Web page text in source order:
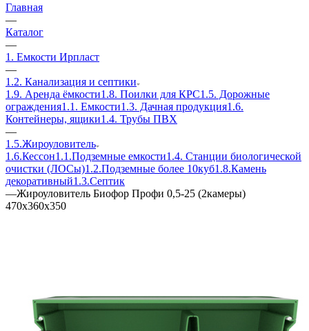
Главная
—
Каталог
—
1. Емкости Ирпласт
—
1.2. Канализация и септики
1.9. Аренда ёмкости1.8. Поилки для КРС1.5. Дорожные
ограждения1.1. Емкости1.3. Дачная продукция1.6.
Контейнеры, ящики1.4. Трубы ПВХ
—
1.5.Жироуловитель
1.6.Кессон1.1.Подземные емкости1.4. Станции биологической
очистки (ЛОСы)1.2.Подземные более 10куб1.8.Камень
декоративный1.3.Септик
—Жироуловитель Биофор Профи 0,5-25 (2камеры)
470х360х350